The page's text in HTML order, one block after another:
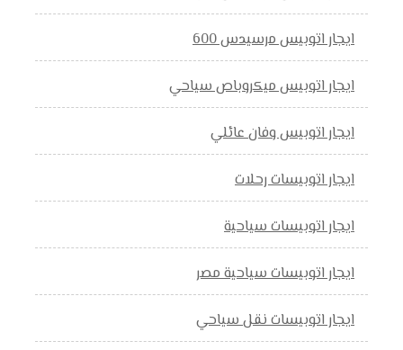
ايجار اتوبيس مرسيدس 600
ايجار اتوبيس ميكروباص سياحي
ايجار اتوبيس وفان عائلي
ايجار اتوبيسات رحلات
ايجار اتوبيسات سياحية
ايجار اتوبيسات سياحية مصر
ايجار اتوبيسات نقل سياحي